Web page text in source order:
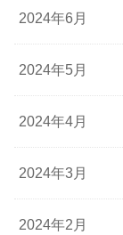
2024年6月
2024年5月
2024年4月
2024年3月
2024年2月